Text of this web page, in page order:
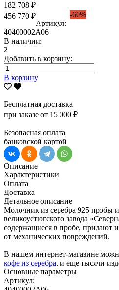
182 708 ₽
456 770 ₽
-60%
Артикул:
40400002А06
В наличии:
2
Добавить в корзину:
В корзину
Бесплатная доставка
при заказе от 15 000 ₽
Безопасная оплата
банковской картой
Описание
Характеристики
Оплата
Доставка
Детальное описание
Молочник из серебра 925 пробы
великоустюгского завода
содержащиеся в пробе, придают
от механических повреждений.
В нашем интернет-магазине
кофе из серебра, и еще тысячи
Основные параметры
Артикул: